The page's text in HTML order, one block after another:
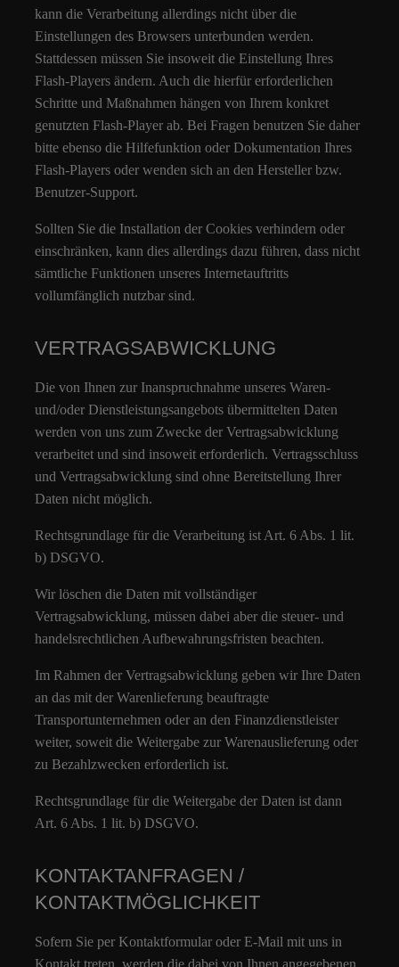
kann die Verarbeitung allerdings nicht über die
Einstellungen des Browsers unterbunden werden.
Stattdessen müssen Sie insoweit die Einstellung Ihres
Flash-Players ändern. Auch die hierfür erforderlichen
Schritte und Maßnahmen hängen von Ihrem konkret
genutzten Flash-Player ab. Bei Fragen benutzen Sie daher
bitte ebenso die Hilfefunktion oder Dokumentation Ihres
Flash-Players oder wenden sich an den Hersteller bzw.
Benutzer-Support.
Sollten Sie die Installation der Cookies verhindern oder
einschränken, kann dies allerdings dazu führen, dass nicht
sämtliche Funktionen unseres Internetauftritts
vollumfänglich nutzbar sind.
VERTRAGSABWICKLUNG
Die von Ihnen zur Inanspruchnahme unseres Waren-
und/oder Dienstleistungsangebots übermittelten Daten
werden von uns zum Zwecke der Vertragsabwicklung
verarbeitet und sind insoweit erforderlich. Vertragsschluss
und Vertragsabwicklung sind ohne Bereitstellung Ihrer
Daten nicht möglich.
Rechtsgrundlage für die Verarbeitung ist Art. 6 Abs. 1 lit.
b) DSGVO.
Wir löschen die Daten mit vollständiger
Vertragsabwicklung, müssen dabei aber die steuer- und
handelsrechtlichen Aufbewahrungsfristen beachten.
Im Rahmen der Vertragsabwicklung geben wir Ihre Daten
an das mit der Warenlieferung beauftragte
Transportunternehmen oder an den Finanzdienstleister
weiter, soweit die Weitergabe zur Warenauslieferung oder
zu Bezahlzwecken erforderlich ist.
Rechtsgrundlage für die Weitergabe der Daten ist dann
Art. 6 Abs. 1 lit. b) DSGVO.
KONTAKTANFRAGEN /
KONTAKTMÖGLICHKEIT
Sofern Sie per Kontaktformular oder E-Mail mit uns in
Kontakt treten, werden die dabei von Ihnen angegebenen